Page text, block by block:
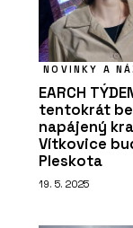
NOVINKY A
EARCH
tentokrát
napájený
Vítkovice
Pleskota
19. 5. 2025